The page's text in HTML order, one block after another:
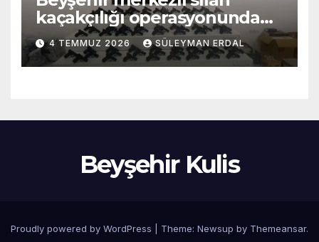
kaçakçılığı operasyonunda
70 adet kaçak silah yakalandı
4 TEMMUZ 2026 SÜLEYMAN ERDAL
Beyşehir Kulis
Proudly powered by WordPress Theme: Newsup by Themeansar.